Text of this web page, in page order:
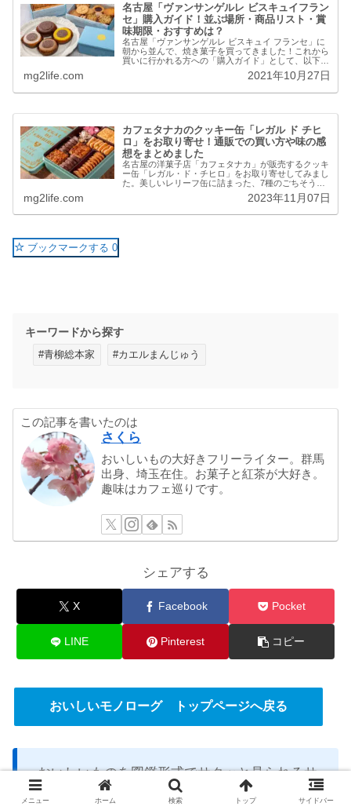
名古屋「ヴァンサンゲルレ ビスキュイフラン
セ」購入ガイド！並ぶ場所・商品リスト・賞
味期限・おすすめは？
名古屋「ヴァンサンゲルレ ビスキュイ フランセ」に
朝から並んで、焼き菓子を買ってきました！これから
買いに行かれる方への「購入ガイド」として、以下の
項目についてまとめています。お店の場所行列の場所
待ち時間全商品リストと賞味期限おすすめ商品オン...
mg2life.com 2021年10月27日
カフェタナカのクッキー缶「レガル ド チヒ
ロ」をお取り寄せ！通販での買い方や味の感
想をまとめました
名古屋の洋菓子店「カフェタナカ」が販売するクッキ
ー缶「レガル・ド・チヒロ」をお取り寄せしてみまし
た。美しいレリーフ缶に詰まった、7種のごちそうク
ッキー。ギフトはもちろん、自分へのご褒美にもおす
すめしたいおいしさです。販売店舗や通販での買い
mg2life.com 2023年11月07日
ブックマークする 0
キーワードから探す
#青柳総本家 #カエルまんじゅう
この記事を書いたのは
さくら
おいしいもの大好きフリーライター。群馬
出身、埼玉在住。お菓子と紅茶が大好き。
趣味はカフェ巡りです。
シェアする
X Facebook Pocket
LINE Pinterest コピー
おいしいモノローグ トップページへ戻る
おいしいものを図鑑形式でサクッと見られるサ
イト「
おいしいモノローグPocket」OPENしま
メニュー ホーム 検索 トップ サイドバー